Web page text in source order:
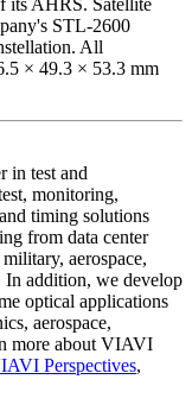
its AHRS. Satellite
STL-2600
All
× 49.3 × 53.3 mm
test and
monitoring,
timing solutions
from data center
aerospace,
In addition, we develop
optical applications
aerospace,
more about VIAVI
Perspectives,